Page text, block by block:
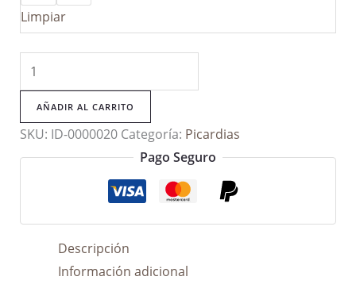
Limpiar
Picardías
Mariana
Encaje
Negro
cantidad
AÑADIR AL CARRITO
SKU: ID-0000020 Categoría: Picardias
Pago Seguro
Descripción
Información adicional